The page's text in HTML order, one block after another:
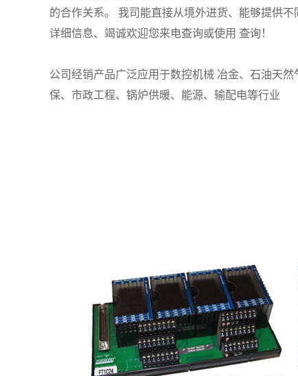
的合作关系。 我司能直接从境外进货、能够提供
详细信息、竭诚欢迎您来电查询或使用 查询！
公司经销产品广泛应用于数控机械 冶金、石油天
保、市政工程、锅炉供暖、能源、输配电等行业